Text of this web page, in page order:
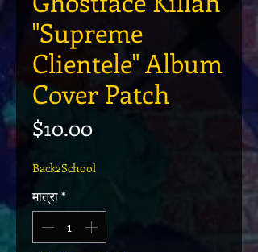
"Supreme
Clientele" Album
Cover Patch
$10.00मूल्य
Back2School
मात्रा*